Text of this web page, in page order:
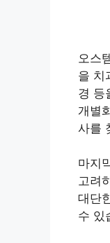
오스
을 치
경 등
개별
사를
마지
고려
대단
수 있